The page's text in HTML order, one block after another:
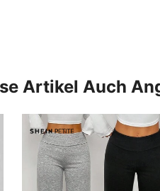
Artikel Auch